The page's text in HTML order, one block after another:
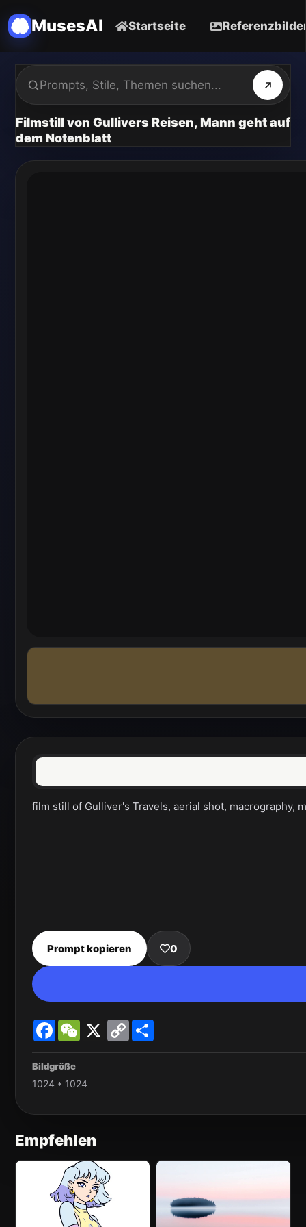
MusesAI Startseite
Filmstill von Gullivers Reisen, Mann geht auf
dem Notenblatt
film still of Gulliver's Travels, aerial shot, macrography,
Prompt kopieren 0
FacebookWeChat
X
Copy
Link
Bildgröße
1024 * 1024
Empfehlen